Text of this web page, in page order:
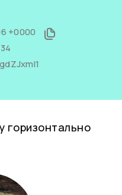
+0000
горизонтально